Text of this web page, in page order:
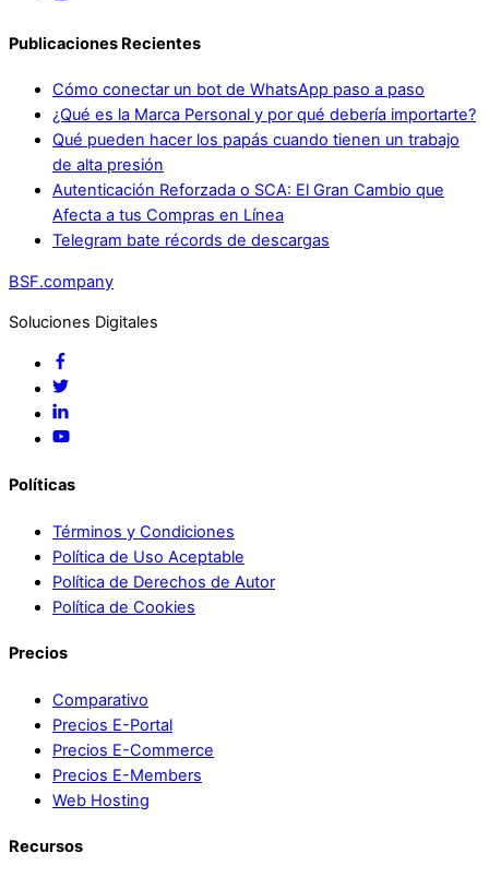
Publicaciones Recientes
Cómo conectar un bot de WhatsApp paso a paso
¿Qué es la Marca Personal y por qué debería importarte?
Qué pueden hacer los papás cuando tienen un trabajo
de alta presión
Autenticación Reforzada o SCA: El Gran Cambio que
Afecta a tus Compras en Línea
Telegram bate récords de descargas
BSF.company
Soluciones Digitales
Políticas
Términos y Condiciones
Política de Uso Aceptable
Política de Derechos de Autor
Política de Cookies
Precios
Comparativo
Precios E-Portal
Precios E-Commerce
Precios E-Members
Web Hosting
Recursos